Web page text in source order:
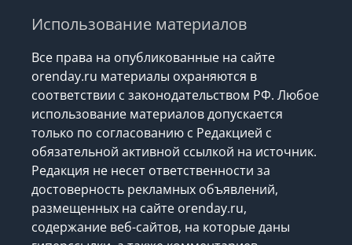
Использование материалов
Все права на опубликованные на сайте
orenday.ru материалы охраняются в
соответствии с законодательством РФ. Любое
использование материалов допускается
только по согласованию с Редакцией с
обязательной активной ссылкой на источник.
Редакция не несет ответственности за
достоверность рекламных объявлений,
размещенных на сайте orenday.ru,
содержание веб-сайтов, на которые даны